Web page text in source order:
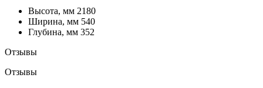
Высота, мм 2180
Ширина, мм 540
Глубина, мм 352
Отзывы
Отзывы